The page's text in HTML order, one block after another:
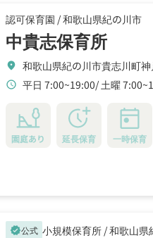
認可保育園 /和歌山県紀の川市
中貴志保育所
location_on 和歌山県紀の川市貴志川町
schedule 平日 7:00~19:00 土曜
園庭あり 延長保育 一時保育
verified公式 小規模保育所 /和歌山県